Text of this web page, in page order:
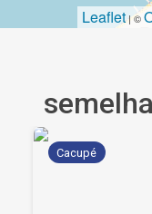
Leaflet| ©
Cacupé